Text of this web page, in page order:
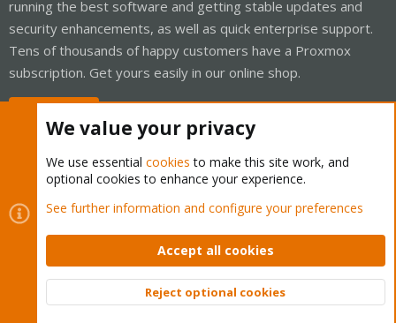
running the best software and getting stable updates and
security enhancements, as well as quick enterprise support.
Tens of thousands of happy customers have a Proxmox
subscription. Get yours easily in our online shop.
Cookies
Proxmox Support Forum - Light Mode
Contact us
Terms and rules Privacy policy Help Home
Community platform by XenForo © 2010-2026 XenForo Ltd.
Top
We value your privacy
We use essential cookies to make this site work, and
optional cookies to enhance your experience.
See further information and configure your preferences
Accept all cookies
Reject optional cookies